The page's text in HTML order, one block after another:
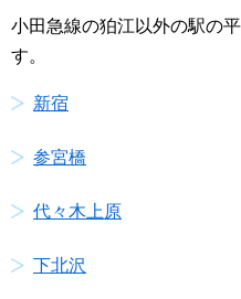
小田急線の狛江以外の駅の
す。
新宿
参宮橋
代々木上原
下北沢